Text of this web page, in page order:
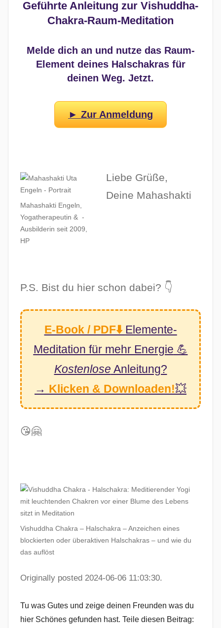
Geführte Anleitung zur Vishuddha-
Chakra-Raum-Meditation
Melde dich an und nutze das Raum-
Element deines Halschakras für
deinen Weg. Jetzt.
► Zur Anmeldung
Mahashakti Engeln,
Yogatherapeutin & -
Ausbilderin seit 2009,
HP
Liebe Grüße,
Deine Mahashakti
P.S. Bist du hier schon dabei? 👇
E-Book / PDF⬇️ Elemente-
Meditation für mehr Energie 💪
Kostenlose Anleitung?
→ Klicken & Downloaden!💥
😘🤗
Vishuddha Chakra – Halschakra – Anzeichen eines
blockierten oder überaktiven Halschakras – und wie du
das auflöst
Originally posted 2024-06-06 11:03:30.
Tu was Gutes und zeige deinen Freunden was du
hier Schönes gefunden hast. Teile diesen Beitrag: